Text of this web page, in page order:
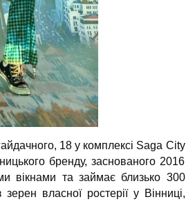
18 у комплексі Saga City
бренду, заснованого 2016
вікнами та займає близько 300
власної ростерії у Вінниці,